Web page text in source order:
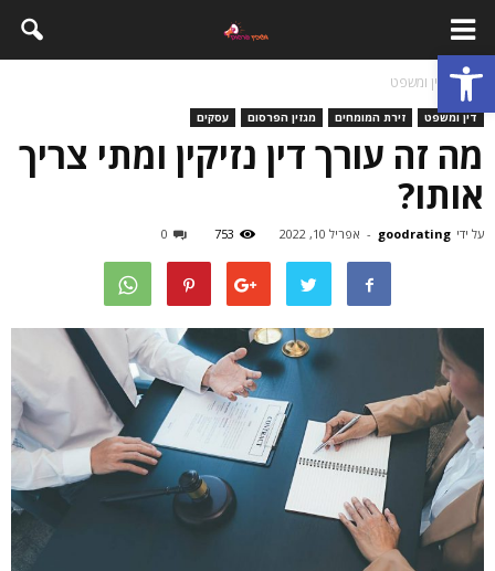
פתח סרגל נגישות
בית דין ומשפט
דין ומשפט זירת המומחים מגזין הפרסום עסקים
מה זה עורך דין נזיקין ומתי צריך
אותו?
על ידי goodrating
- אפריל 10, 2022 753
0